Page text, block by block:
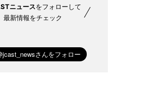
ニュースをフォローして
最新情報をチェック